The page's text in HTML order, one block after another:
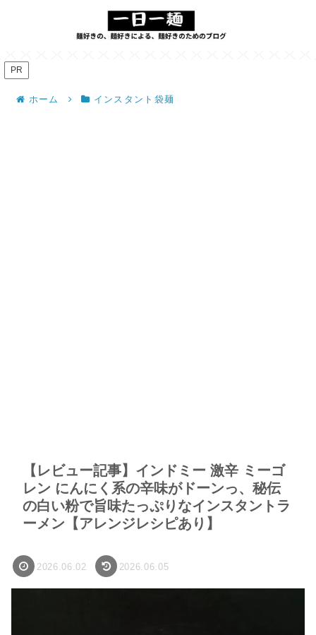
PR
ホーム インスタント袋麺
【レビュー記事】インドミー 激辛 ミーゴ
レン にんにく系の辛味がドーンっ、秘伝
の白い粉で旨味たっぷりなインスタントラ
ーメン【アレンジレシピあり】
2026.06.02 2026.06.05